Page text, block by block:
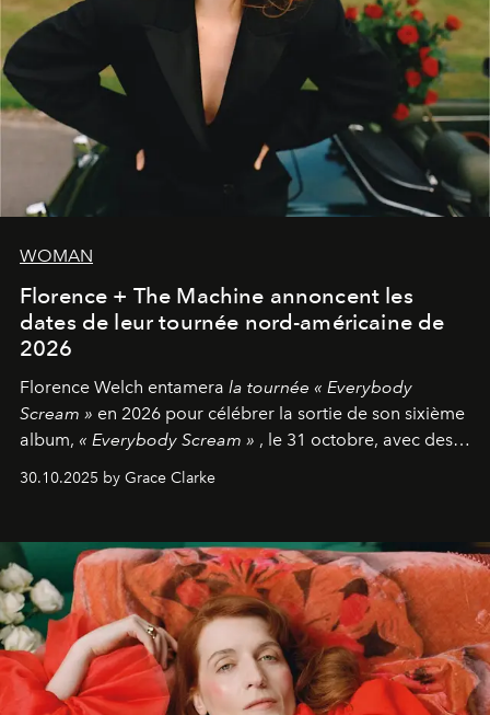
WOMAN
Florence + The Machine annoncent les
dates de leur tournée nord-américaine de
2026
Florence Welch entamera la tournée « Everybody
Scream » en 2026 pour célébrer la sortie de son sixième
album, « Everybody Scream » , le 31 octobre, avec des
dates nord-américaines débutant en avril prochain.
30.10.2025 by Grace Clarke